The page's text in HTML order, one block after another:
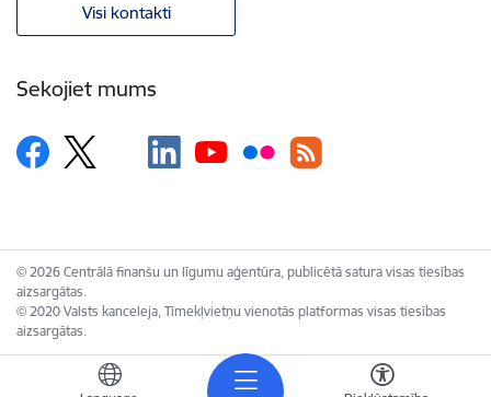
Visi kontakti
Sekojiet mums
© 2026 Centrālā finanšu un līgumu aģentūra, publicētā satura visas tiesības
aizsargātas.
© 2020 Valsts kanceleja, Tīmekļvietņu vienotās platformas visas tiesības
aizsargātas.